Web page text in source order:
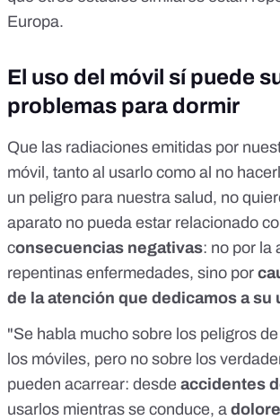
Europa.
El uso del móvil sí puede
problemas para dormir
Que las radiaciones emitidas por
móvil, tanto al usarlo como al no
un peligro para nuestra salud, no
aparato no pueda estar relacionado
consecuencias negativas: no por la
repentinas enfermedades, sino por
de la atención que dedicamos a su
"Se habla mucho sobre los peligros
los móviles, pero no sobre los
pueden acarrear: desde accidentes
usarlos mientras se conduce, a